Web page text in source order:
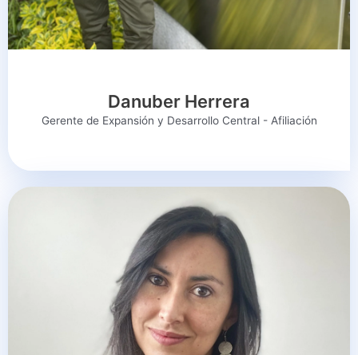
Danuber Herrera
Gerente de Expansión y Desarrollo Central - Afiliación